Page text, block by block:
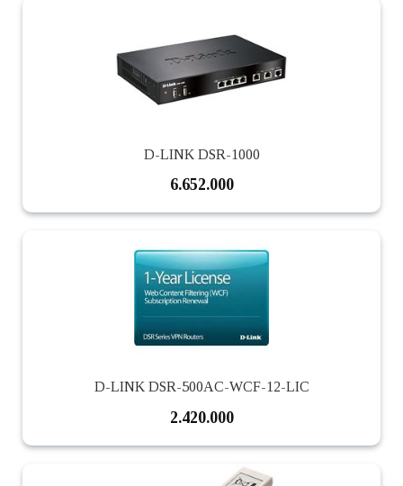
D-LINK DSR-1000
6.652.000
D-LINK DSR-500AC-WCF-12-LIC
2.420.000